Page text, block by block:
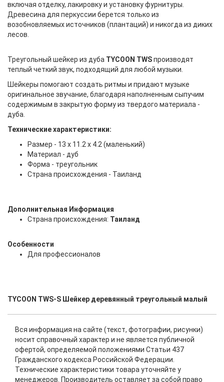
включая отделку, лакировку и установку фурнитуры.
Древесина для перкуссии берется только из
возобновляемых источников (плантаций) и никогда из диких
лесов.
Треугольный шейкер из дуба TYCOON TWSпроизводят
теплый четкий звук, подходящий для любой музыки.
Шейкеры помогают создать ритмы и придают музыке
оригинальное звучание, благодаря наполненным сыпучим
содержимым в закрытую форму из твердого материала -
дуба.
Технические характеристики:
Размер - 13 х 11.2 х 4.2 (маленький)
Материал - дуб
Форма - треугольник
Страна происхождения - Таиланд
Дополнительная Информация
Страна происхождения: Таиланд
Особенности
Для профессионалов
TYCOON TWS-S Шейкер деревянный треугольный малый
Вся информация на сайте (текст, фотографии, рисунки)
носит справочный характер и не является публичной
офертой, определяемой положениями Статьи 437
Гражданского кодекса Российской Федерации.
Технические характеристики товара уточняйте у
менеджеров. Производитель оставляет за собой право